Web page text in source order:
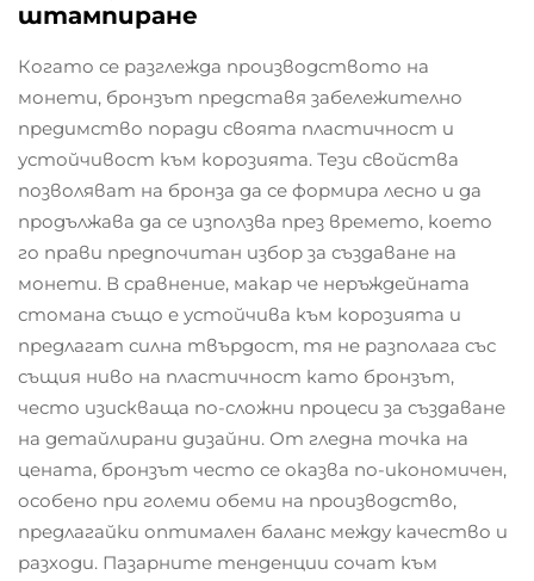
штампиране
Когато се разглежда производството на
монети, бронзът представя забележително
предимство поради своята пластичност и
устойчивост към корозията. Тези свойства
позволяват на бронза да се формира лесно и да
продължава да се използва през времето, което
го прави предпочитан избор за създаване на
монети. В сравнение, макар че неръждейната
стомана също е устойчива към корозията и
предлагат силна твърдост, тя не разполага със
същия ниво на пластичност като бронзът,
често изискваща по-сложни процеси за създаване
на детайлирани дизайни. От гледна точка на
цената, бронзът често се оказва по-икономичен,
особено при големи обеми на производство,
предлагайки оптимален баланс между качество и
разходи. Пазарните тенденции сочат към